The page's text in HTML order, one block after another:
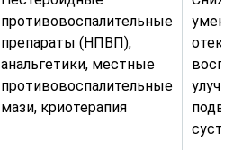
противовоспалительные
препараты (НПВП),
анальгетики, местные
противовоспалительные
мази, криотерапия